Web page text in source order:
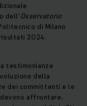
dell' Osservatorio
di Milano
2024.
testimonianze
della
dei committenti e le
affrontare,